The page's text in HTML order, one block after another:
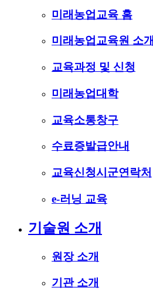
미래농업교육 홈
미래농업교육원 소개
교육과정 및 신청
미래농업대학
교육소통창구
수료증발급안내
교육신청시군연락처
e-러닝 교육
기술원 소개
원장 소개
기관 소개